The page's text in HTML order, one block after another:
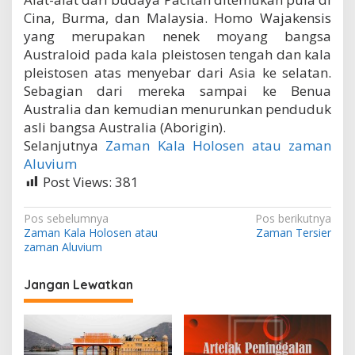
Cina, Burma, dan Malaysia. Homo Wajakensis
yang merupakan nenek moyang bangsa
Australoid pada kala pleistosen tengah dan kala
pleistosen atas menyebar dari Asia ke selatan.
Sebagian dari mereka sampai ke Benua
Australia dan kemudian menurunkan penduduk
asli bangsa Australia (Aborigin).
Selanjutnya Zaman Kala Holosen atau zaman
Aluvium
Post Views: 381
N
a
i
g
a
Pos sebelumnya
Zaman Kala Holosen atau
zaman Aluvium
Pos berikutnya
Zaman Tersier
Jangan Lewatkan